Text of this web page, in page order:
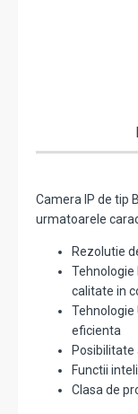
Camera IP de tip
urmatoarele
Rezolutie
Tehnologie
calitate in
Tehnologie
eficienta
Posibilitate
Functii
Clasa de